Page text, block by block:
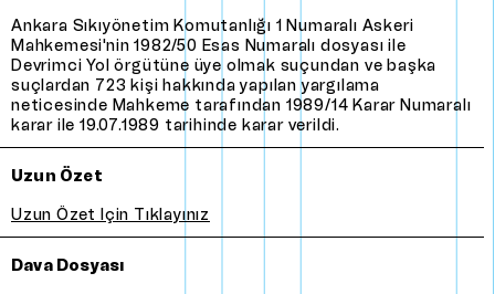
Ankara Sıkıyönetim Komutanlığı 1 Numaralı Askeri
Mahkemesi'nin 1982/50 Esas Numaralı dosyası ile
Devrimci Yol örgütüne üye olmak suçundan ve başka
suçlardan 723 kişi hakkında yapılan yargılama
neticesinde Mahkeme tarafından 1989/14 Karar Numaralı
karar ile 19.07.1989 tarihinde karar verildi.
Uzun Özet
Uzun özet için tıklayınız
Dava Dosyası